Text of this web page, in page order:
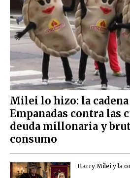
Milei lo hizo: la cadena
Empanadas contra las
deuda millonaria y
consumo
Harry Milei y la